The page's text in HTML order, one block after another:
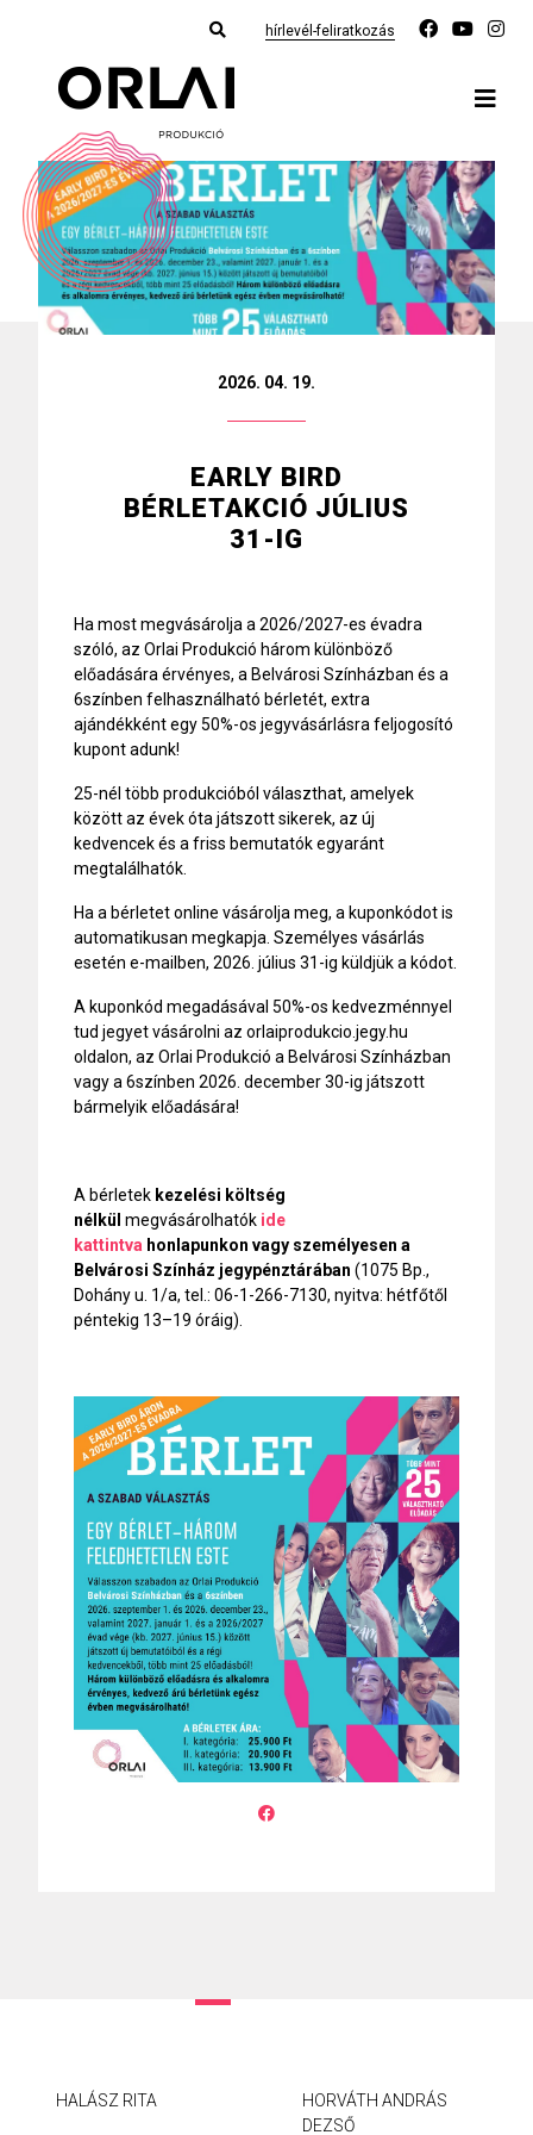
hírlevél-feliratkozás
2026. 04. 19.
EARLY BIRD
BÉRLETAKCIÓ JÚLIUS
31-IG
Ha most megvásárolja a 2026/2027-es évadra
szóló, az Orlai Produkció három különböző
előadására érvényes, a Belvárosi Színházban és a
6színben felhasználható bérletét, extra
ajándékként egy 50%-os jegyvásárlásra feljogosító
kupont adunk!
25-nél több produkcióból választhat, amelyek
között az évek óta játszott sikerek, az új
kedvencek és a friss bemutatók egyaránt
megtalálhatók.
Ha a bérletet online vásárolja meg, a kuponkódot is
automatikusan megkapja. Személyes vásárlás
esetén e-mailben, 2026. július 31-ig küldjük a kódot.
A kuponkód megadásával 50%-os kedvezménnyel
tud jegyet vásárolni az orlaiprodukcio.jegy.hu
oldalon, az Orlai Produkció a Belvárosi Színházban
vagy a 6színben 2026. december 30-ig játszott
bármelyik előadására!
A bérletek kezelési költség
nélkül megvásárolhatók ide
kattintva honlapunkon vagy személyesen a
Belvárosi Színház jegypénztárában (1075 Bp.,
Dohány u. 1/a, tel.: 06-1-266-7130, nyitva: hétfőtől
péntekig 13–19 óráig).
HALÁSZ RITA
HORVÁTH ANDRÁS
DEZSŐ